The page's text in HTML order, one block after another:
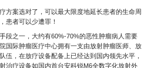
方案选对了，可以最大限度地延长患者的生命周
患者可以少遭罪！
段之一，大约有60%-70%的恶性肿瘤病人需要
国际肿瘤医疗中心拥有一支由放射肿瘤医师、放
伍，在放疗设备配备上已经达到国内领先水平，
治疗设备如国内首台安科锐M6全数字化放射外